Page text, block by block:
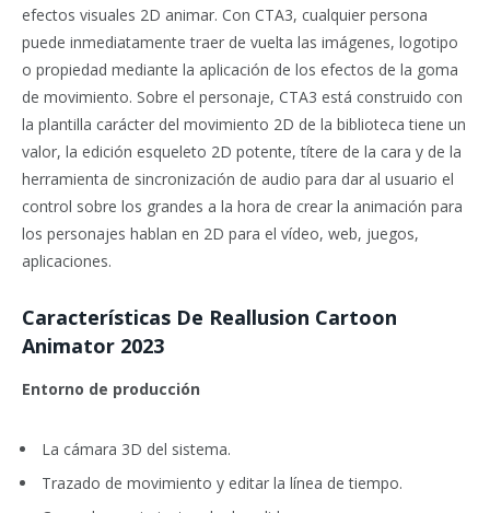
efectos visuales 2D animar. Con CTA3, cualquier persona
puede inmediatamente traer de vuelta las imágenes, logotipo
o propiedad mediante la aplicación de los efectos de la goma
de movimiento. Sobre el personaje, CTA3 está construido con
la plantilla carácter del movimiento 2D de la biblioteca tiene un
valor, la edición esqueleto 2D potente, títere de la cara y de la
herramienta de sincronización de audio para dar al usuario el
control sobre los grandes a la hora de crear la animación para
los personajes hablan en 2D para el vídeo, web, juegos,
aplicaciones.
Características De Reallusion Cartoon
Animator 2023
Entorno de producción
La cámara 3D del sistema.
Trazado de movimiento y editar la línea de tiempo.